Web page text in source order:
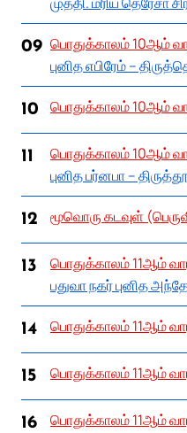
09 பொதுக்காலம் 10ஆம்
புனித எபிரேம் –
10 பொதுக்காலம் 10ஆம்
11
பொதுக்காலம் 10ஆம்
புனித பர்னபா –
12 மூவொரு கடவுள்
13
பொதுக்காலம் 11ஆம்
பதுவா நகர் புனித
14 பொதுக்காலம் 11ஆம்
15 பொதுக்காலம் 11ஆம்
16 பொதுக்காலம் 11ஆம்